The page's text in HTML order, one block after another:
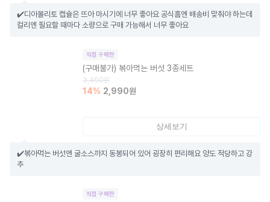
✔️디아볼리토 캡슐은 뜨아 마시기에 너무 좋아요 공식홈엔 배송비 맞춰야 하는데
컬리엔 필요할 때마다 소량으로 구매 가능해서 너무 좋아요
직접 구매한
(구매불가) 볶아먹는 버섯 3종세트
3,490원
14% 2,990원
상세보기
✔️볶아먹는 버섯엔 굴소스까지 동봉되어 있어 굉장히 편리해요 양도 적당하고 강
추
직접 구매한